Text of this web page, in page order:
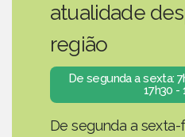
atualidade
região
De segunda a sexta:
17h30 -
De segunda a